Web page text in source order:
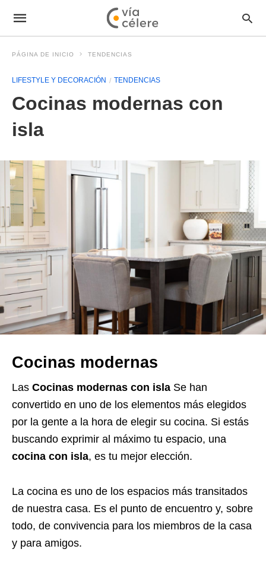
PÁGINA DE INICIO TENDENCIAS
LIFESTYLE Y DECORACIÓN TENDENCIAS
Cocinas modernas con
isla
Cocinas modernas
Las Cocinas modernas con isla Se han
convertido en uno de los elementos más elegidos
por la gente a la hora de elegir su cocina. Si estás
buscando exprimir al máximo tu espacio, una
cocina con isla, es tu mejor elección.
La cocina es uno de los espacios más transitados
de nuestra casa. Es el punto de encuentro y, sobre
todo, de convivencia para los miembros de la casa
y para amigos.